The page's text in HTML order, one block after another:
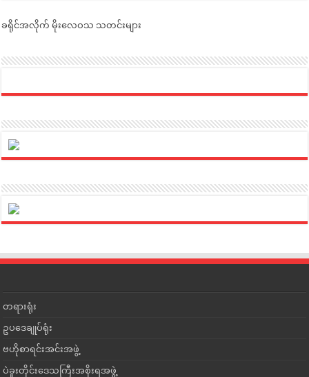
ခရိုင်အလိုက် မိုးလေဝသ သတင်းများ
တရားရုံး
ဥပဒေချုပ်ရုံး
ဗဟိုစာရင်းအင်းအဖွဲ့
ပဲခူးတိုင်းဒေသကြီးအစိုးရအဖွဲ့